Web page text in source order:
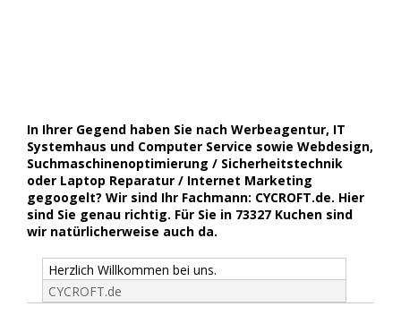
In Ihrer Gegend haben Sie nach Werbeagentur, IT
Systemhaus und Computer Service sowie Webdesign,
Suchmaschinenoptimierung / Sicherheitstechnik
oder Laptop Reparatur / Internet Marketing
gegoogelt? Wir sind Ihr Fachmann: CYCROFT.de. Hier
sind Sie genau richtig. Für Sie in 73327 Kuchen sind
wir natürlicherweise auch da.
Herzlich Willkommen bei uns.
CYCROFT.de